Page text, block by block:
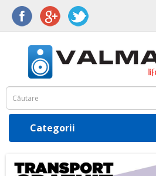
Categorii